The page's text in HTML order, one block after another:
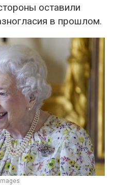
оставили
в прошлом.